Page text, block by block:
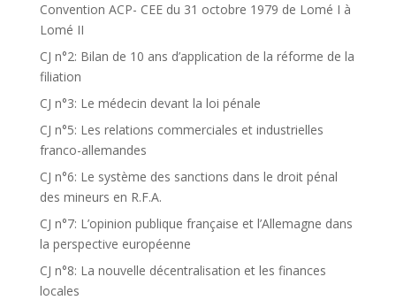
Convention ACP- CEE du 31 octobre 1979 de Lomé I à
Lomé II
CJ n°2: Bilan de 10 ans d’application de la réforme de la
filiation
CJ n°3: Le médecin devant la loi pénale
CJ n°5: Les relations commerciales et industrielles
franco-allemandes
CJ n°6: Le système des sanctions dans le droit pénal
des mineurs en R.F.A.
CJ n°7: L’opinion publique française et l’Allemagne dans
la perspective européenne
CJ n°8: La nouvelle décentralisation et les finances
locales